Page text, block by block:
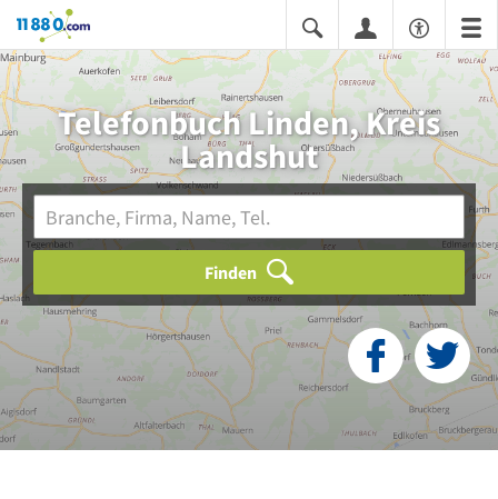
11880.com
Telefonbuch Linden, Kreis
Landshut
Finden